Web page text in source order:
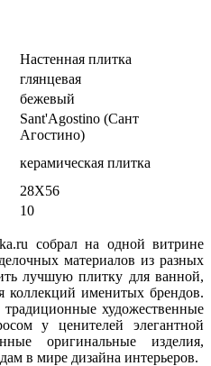
Настенная плитка
глянцевая
бежевый
Sant'Agostino (Сант
Агостино)
керамическая плитка
28X56
10
собрал на одной витрине
материалов из разных
лучшую плитку для ванной,
коллекций именитых брендов.
традиционные художественные
у ценителей элегантной
оригинальные изделия,
в мире дизайна интерьеров.